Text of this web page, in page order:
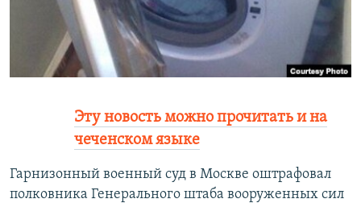
Все сайты РСЕ/РС
Эту новость можно прочитать и на
чеченском языке
Гарнизонный военный суд в Москве оштрафовал
полковника Генерального штаба вооруженных сил